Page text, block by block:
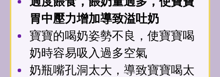
胃中壓力增加導致溢吐奶
寶寶的喝奶姿勢不良，使寶寶喝
奶時容易吸入過多空氣
奶瓶嘴孔洞太大，導致寶寶喝太